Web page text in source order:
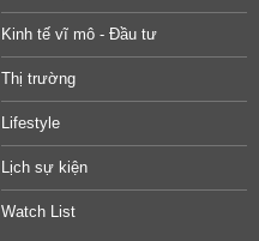
Kinh tế vĩ mô - Đầu tư
Thị trường
Lifestyle
Lịch sự kiện
Watch List